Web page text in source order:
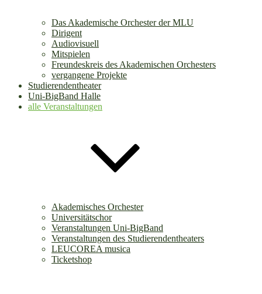
Das Akademische Orchester der MLU
Dirigent
Audiovisuell
Mitspielen
Freundeskreis des Akademischen Orchesters
vergangene Projekte
Studierendentheater
Uni-BigBand Halle
alle Veranstaltungen
Akademisches Orchester
Universitätschor
Veranstaltungen Uni-BigBand
Veranstaltungen des Studierendentheaters
LEUCOREA musica
Ticketshop